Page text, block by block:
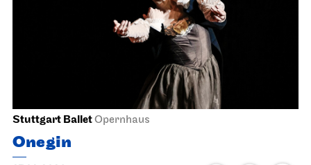
Stuttgart BalletOpernhaus
Onegin